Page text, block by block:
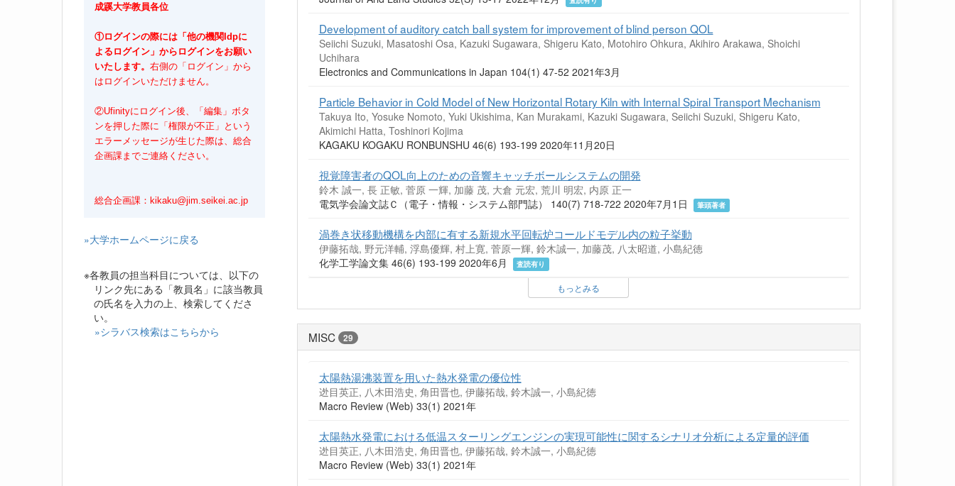
Development of auditory catch ball system for improvement of blind person QOL
Seiichi Suzuki, Masatoshi Osa, Kazuki Sugawara, Shigeru Kato, Motohiro Ohkura, Akihiro Arakawa, Shoichi
Uchihara
Electronics and Communications in Japan 104(1) 47-52 2021年3月
Particle Behavior in Cold Model of New Horizontal Rotary Kiln with Internal Spiral Transport Mechanism
Takuya Ito, Yosuke Nomoto, Yuki Ukishima, Kan Murakami, Kazuki Sugawara, Seiichi Suzuki, Shigeru Kato,
Akimichi Hatta, Toshinori Kojima
KAGAKU KOGAKU RONBUNSHU 46(6) 193-199 2020年11月20日
視覚障害者のQOL向上のための音響キャッチボールシステムの開発
鈴木 誠一, 長 正敏, 菅原 一輝, 加藤 茂, 大倉 元宏, 荒川 明宏, 内原 正一
電気学会論文誌Ｃ（電子・情報・システム部門誌） 140(7) 718-722 2020年7月1日
筆頭著者
渦巻き状移動機構を内部に有する新規水平回転炉コールドモデル内の粒子挙動
伊藤拓哉, 野元洋輔, 浮島優輝, 村上寛, 菅原一輝, 鈴木誠一, 加藤茂, 八太昭道, 小島紀徳
化学工学論文集 46(6) 193-199 2020年6月
査読有り
もっとみる
MISC 29
太陽熱湯沸装置を用いた熱水発電の優位性
迯目英正, 八木田浩史, 角田晋也, 伊藤拓哉, 鈴木誠一, 小島紀徳
Macro Review (Web) 33(1) 2021年
太陽熱水発電における低温スターリングエンジンの実現可能性に関するシナリオ分析による定量的評価
迯目英正, 八木田浩史, 角田晋也, 伊藤拓哉, 鈴木誠一, 小島紀徳
Macro Review (Web) 33(1) 2021年
成蹊大学教員各位
①ログインの際には「他の機関Idpに
よるログイン」からログインをお願い
いたします。 右側の「ログイン」から
はログインいただけません。
②Ufinityにログイン後、「編集」ボタ
ンを押した際に「権限が不正」という
エラーメッセージが生じた際は、総合
企画課までご連絡ください。
総合企画課：kikaku@jim.seikei.ac.jp
»大学ホームページに戻る
※各教員の担当科目については、以下の
リンク先にある「教員名」に該当教員
の氏名を入力の上、検索してくださ
い。
»シラバス検索はこちらから